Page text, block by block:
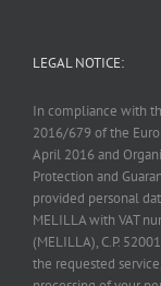
LEGAL NOTICE:
In compliance with
2016/679 of the
April 2016 and
Protection and
provided personal
MELILLA with VAT
(MELILLA), C.P.
the requested